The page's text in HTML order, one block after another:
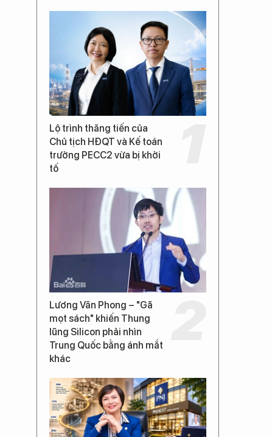
Lộ trình thăng tiến của
Chủ tịch HĐQT và Kế toán
trưởng PECC2 vừa bị khởi
tố
Lương Văn Phong – "Gã
mọt sách" khiến Thung
lũng Silicon phải nhìn
Trung Quốc bằng ánh mắt
khác